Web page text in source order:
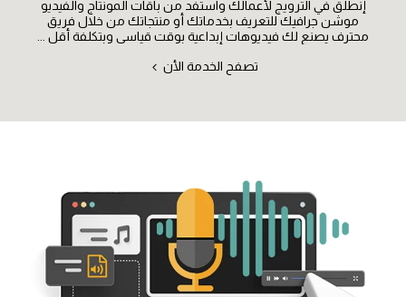
إنطلق في الترويج لأعمالك واستفد من باقات المونتاج والفيديو
موشن جرافيك للتعريف بخدماتك أو منتجاتك من خلال فريق
محترف يصنع لك فيديوهات إبداعية بوقت قياسي وبتكلفة أقل ...
تصفح الخدمة الأن